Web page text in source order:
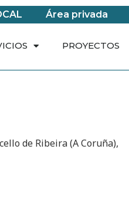
Área privada
PROYECTOS
de Ribeira (A Coruña),